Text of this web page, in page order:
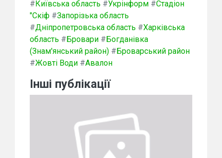
# Київська область #Укрінформ #Стадіон
"Скіф #Запорізька область
#Дніпропетровська область #Харківська
область # Бровари # Богданівка
(Знам'янський район) # Броварський район
#Жовті Води #Авалон
Інші публікації